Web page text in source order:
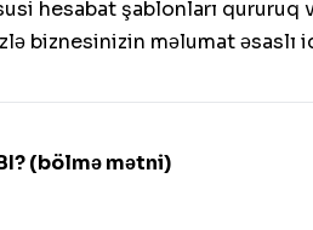
hesabat şablonları
biznesinizin məlumat əsaslı
(bölmə mətni)